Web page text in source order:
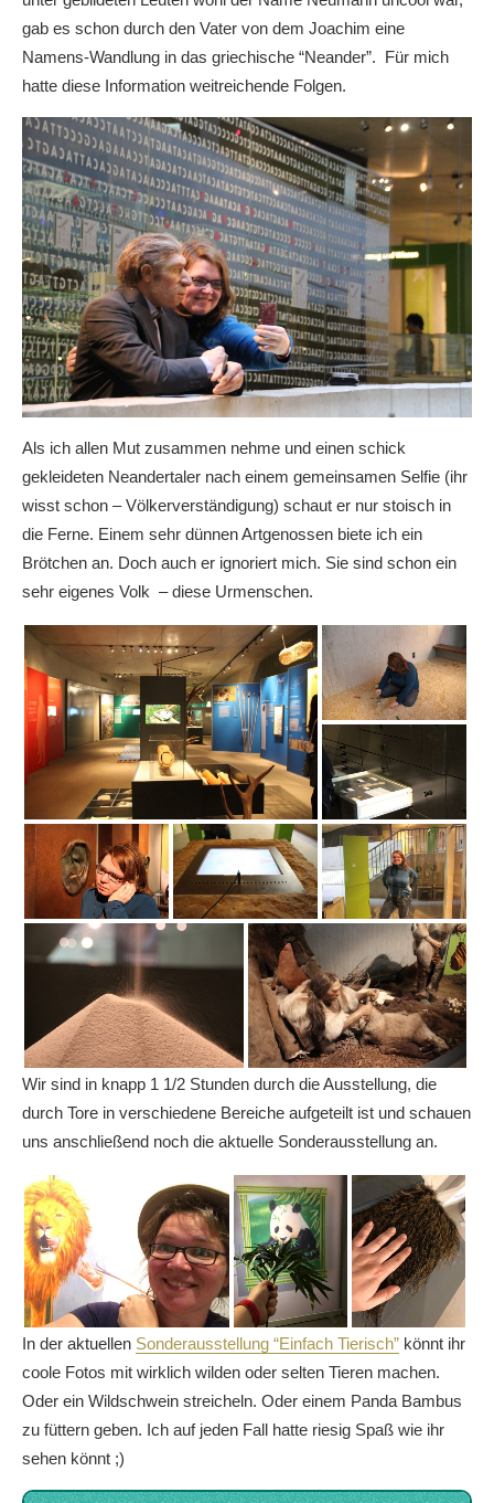
gab es schon durch den Vater von dem Joachim eine
Namens-Wandlung in das griechische “Neander”. Für mich
hatte diese Information weitreichende Folgen.
Als ich allen Mut zusammen nehme und einen schick
gekleideten Neandertaler nach einem gemeinsamen Selfie (ihr
wisst schon – Völkerverständigung) schaut er nur stoisch in
die Ferne. Einem sehr dünnen Artgenossen biete ich ein
Brötchen an. Doch auch er ignoriert mich. Sie sind schon ein
sehr eigenes Volk – diese Urmenschen.
Wir sind in knapp 1 1/2 Stunden durch die Ausstellung, die
durch Tore in verschiedene Bereiche aufgeteilt ist und schauen
uns anschließend noch die aktuelle Sonderausstellung an.
In der aktuellen Sonderausstellung “Einfach Tierisch” könnt ihr
coole Fotos mit wirklich wilden oder selten Tieren machen.
Oder ein Wildschwein streicheln. Oder einem Panda Bambus
zu füttern geben. Ich auf jeden Fall hatte riesig Spaß wie ihr
sehen könnt ;)